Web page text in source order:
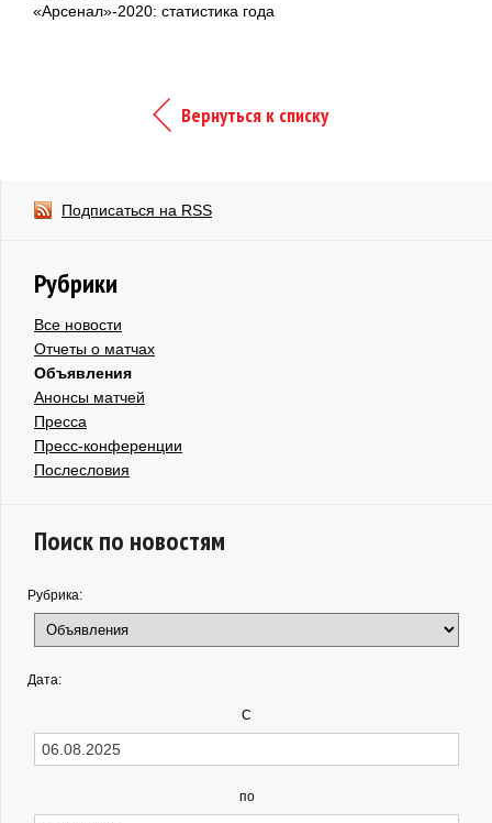
«Арсенал»-2020: статистика года
Вернуться к списку
Подписаться на RSS
Рубрики
Все новости
Отчеты о матчах
Объявления
Анонсы матчей
Пресса
Пресс-конференции
Послесловия
Поиск по новостям
Рубрика:
Дата:
С
по